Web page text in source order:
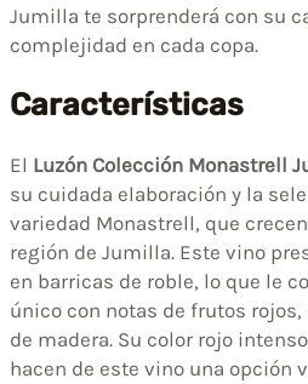
Jumilla te sorprenderá con su
complejidad en cada copa.
Características
El Luzón Colección Monastrell
su cuidada elaboración y la
variedad Monastrell, que
región de Jumilla. Este vino
en barricas de roble, lo que le
único con notas de frutos
de madera. Su color rojo
hacen de este vino una opción